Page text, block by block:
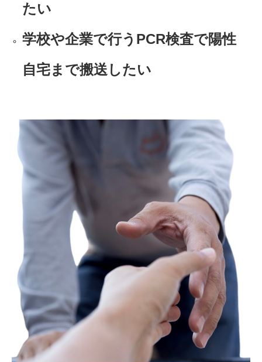
たい
学校や企業で行うPCR検査で陽性
自宅まで搬送したい